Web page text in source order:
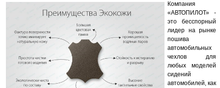
Компания
«АВТОПИЛОТ» -
это бесспорный
лидер на рынке
пошива
автомобильных
чехлов для
любых моделей
сидений
автомобилей, как